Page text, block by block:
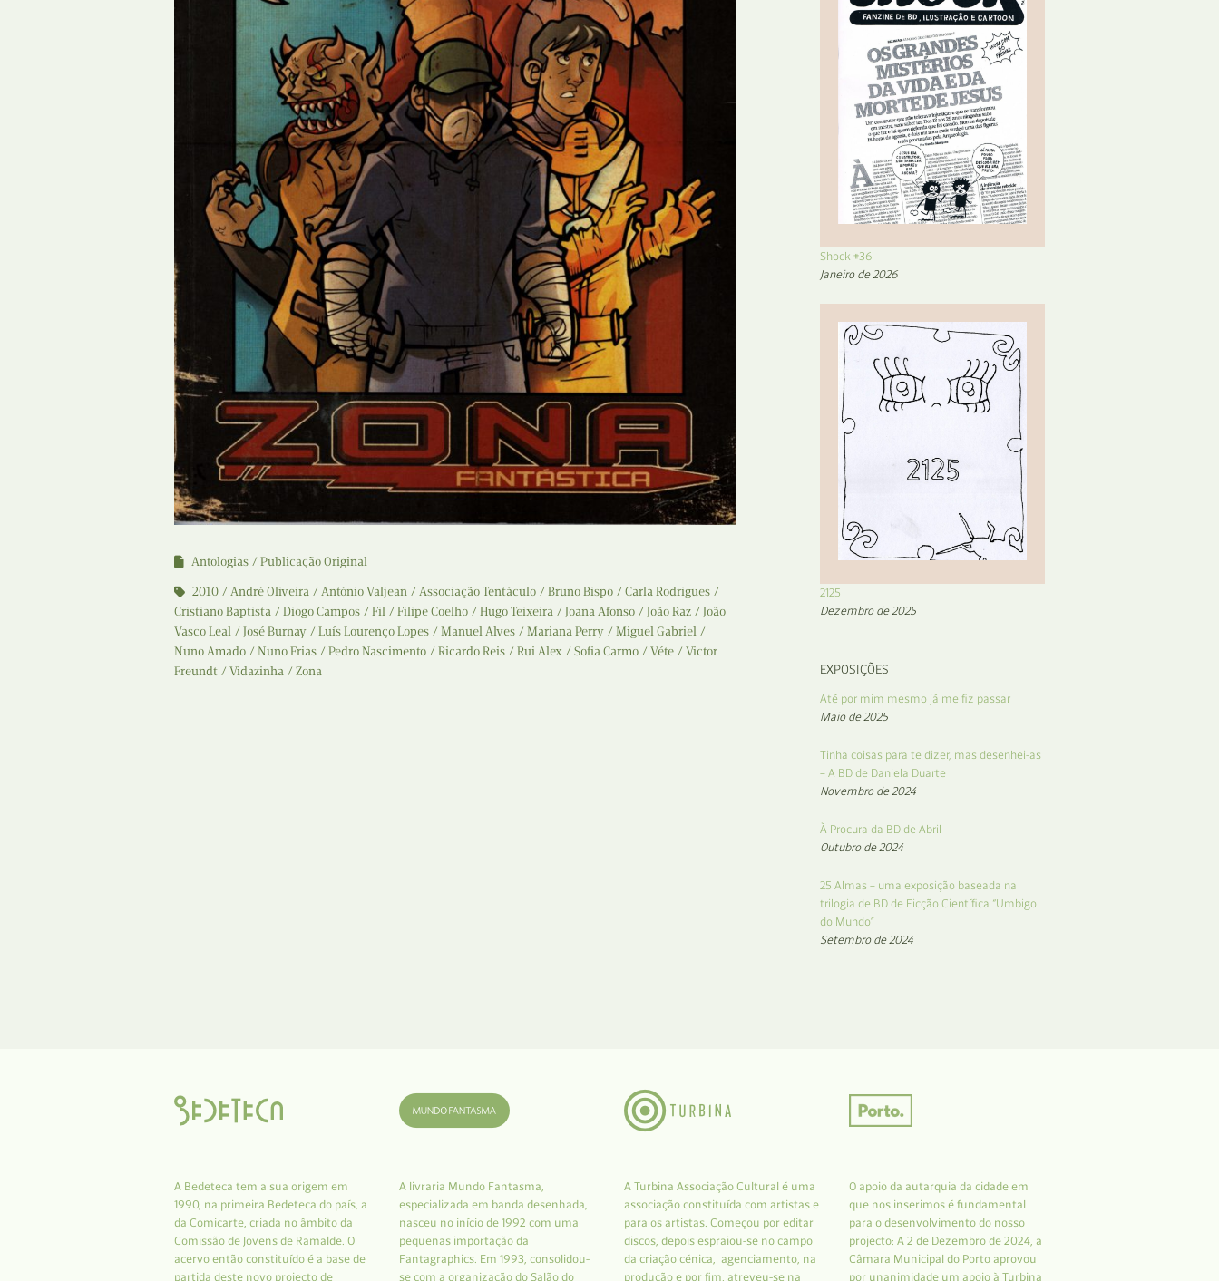
Antologias
Publicação Original
2010
André Oliveira António Valjean Associação Tentáculo Bruno Bispo
Carla Rodrigues
Cristiano Baptista
Diogo Campos Fil Filipe Coelho Hugo Teixeira Joana Afonso João Raz
João
Vasco Leal
José Burnay Luís Lourenço Lopes Manuel Alves Mariana Perry
Miguel Gabriel
Nuno Amado
Nuno Frias Pedro Nascimento Ricardo Reis Rui Alex Sofia Carmo Véte
Victor
Freundt
Vidazinha Zona
Shock #36
Janeiro de 2026
2125
Dezembro de 2025
EXPOSIÇÕES
Até por mim mesmo já me fiz passar
Maio de 2025
Tinha coisas para te dizer, mas desenhei-as
– A BD de Daniela Duarte
Novembro de 2024
À Procura da BD de Abril
Outubro de 2024
25 Almas – uma exposição baseada na
trilogia de BD de Ficção Científica “Umbigo
do Mundo”
Setembro de 2024
A Bedeteca tem a sua origem em
1990, na primeira Bedeteca do país, a
da Comicarte, criada no âmbito da
Comissão de Jovens de Ramalde. O
acervo então constituído é a base de
partida deste novo projecto de
A livraria Mundo Fantasma,
especializada em banda desenhada,
nasceu no início de 1992 com uma
pequenas importação da
Fantagraphics. Em 1993, consolidou-
se com a organização do Salão do
A Turbina Associação Cultural é uma
associação constituída com artistas e
para os artistas. Começou por editar
discos, depois espraiou-se no campo
da criação cénica, agenciamento, na
produção e por fim, atreveu-se na
O apoio da autarquia da cidade em
que nos inserimos é fundamental
para o desenvolvimento do nosso
projecto: A 2 de Dezembro de 2024, a
Câmara Municipal do Porto aprovou
por unanimidade um apoio à Turbina